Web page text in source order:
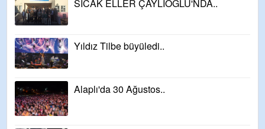
SICAK ELLER ÇAYLIOĞLU'NDA..
Yıldız Tilbe büyüledi..
Alaplı'da 30 Ağustos..